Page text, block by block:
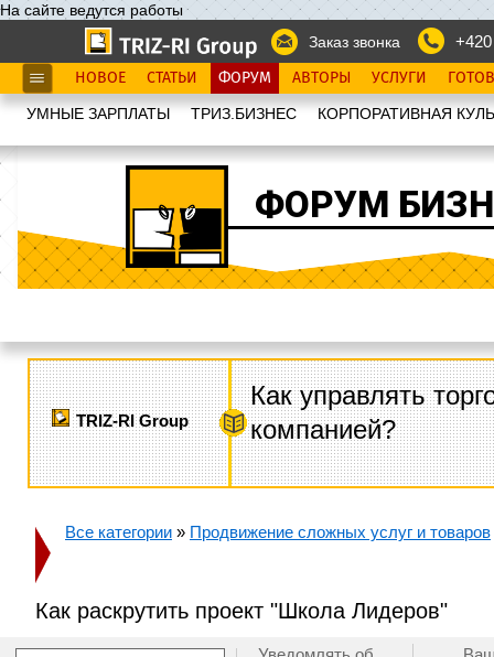
На сайте ведутся работы
Заказ звонка
НОВОЕ СТАТЬИ ФОРУМ АВТОРЫ УСЛУГИ
УМНЫЕ ЗАРПЛАТЫ ТРИЗ.БИЗНЕС КОРПОРАТИВНАЯ
ФОРУМ
TRIZ-RI Group
Как управлять
компанией?
Все категории » Продвижение сложных услуг и товаров
Как раскрутить проект "Школа Лидеров"